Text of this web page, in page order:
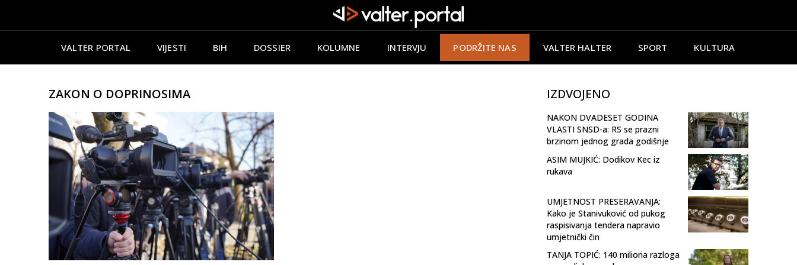
VALTER PORTAL VIJESTI BIH DOSSIER KOLUMNE INTERVJU PODRŽITE NAS VALTER HALTER SPORT KULTURA
ZAKON O DOPRINOSIMA IZDVOJENO
NAKON DVADESET GODINA
VLASTI SNSD-a: RS se prazni
brzinom jednog grada godišnje
ASIM MUJKIĆ: Dodikov Kec iz
rukava
UMJETNOST PRESERAVANJA:
Kako je Stanivuković od pukog
raspisivanja tendera napravio
umjetnički čin
TANJA TOPIĆ: 140 miliona razloga